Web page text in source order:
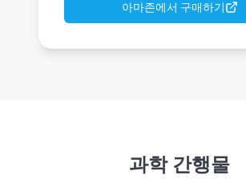
아마존에서 구매하기
과학 간행물